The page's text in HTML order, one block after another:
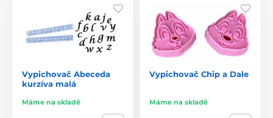
Vypichovač Abeceda
kurzíva malá
Máme na skladě
Vypichovač Chip a Dale
Máme na skladě